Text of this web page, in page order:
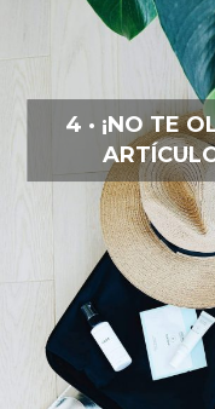
4 · ¡NO TE